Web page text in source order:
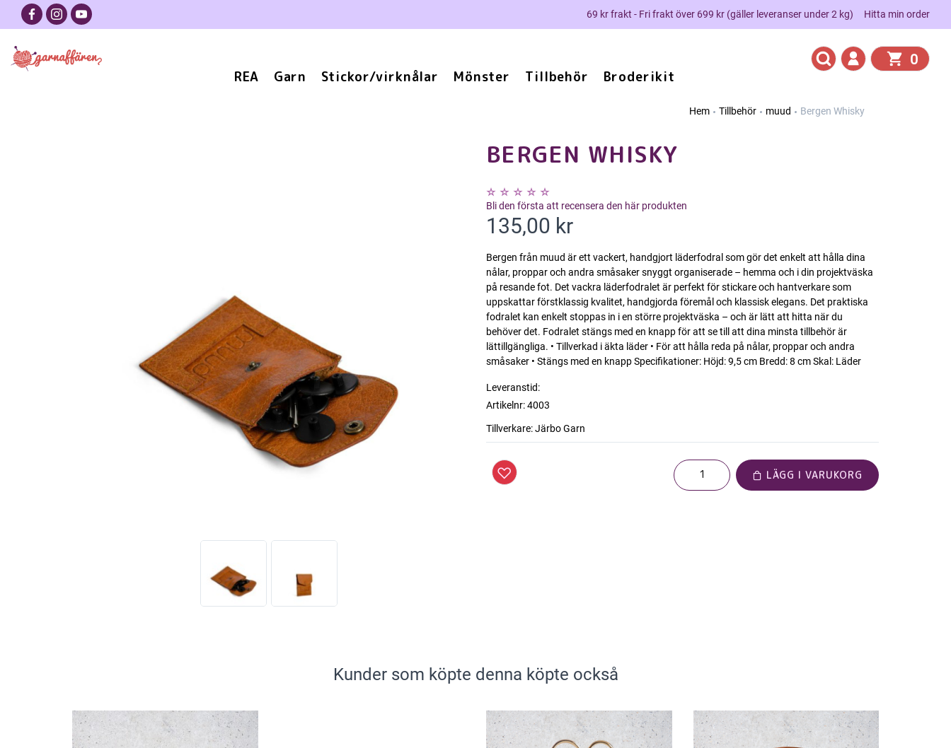
69 kr frakt - Fri frakt över 699 kr (gäller leveranser under 2 kg) Hitta min order
REA Garn Stickor/virknålar Mönster Tillbehör Broderikit
0
Hem Tillbehör muud Bergen Whisky
BERGEN WHISKY
Bli den första att recensera den här produkten
135,00 kr
Bergen från muud är ett vackert, handgjort läderfodral som gör det enkelt att hålla dina
nålar, proppar och andra småsaker snyggt organiserade – hemma och i din projektväska
på resande fot. Det vackra läderfodralet är perfekt för stickare och hantverkare som
uppskattar förstklassig kvalitet, handgjorda föremål och klassisk elegans. Det praktiska
fodralet kan enkelt stoppas in i en större projektväska – och är lätt att hitta när du
behöver det. Fodralet stängs med en knapp för att se till att dina minsta tillbehör är
lättillgängliga. • Tillverkad i äkta läder • För att hålla reda på nålar, proppar och andra
småsaker • Stängs med en knapp Specifikationer: Höjd: 9,5 cm Bredd: 8 cm Skal: Läder
Leveranstid:
Artikelnr:4003
Tillverkare:Järbo Garn
LÄGG I VARUKORG
Kunder som köpte denna köpte också